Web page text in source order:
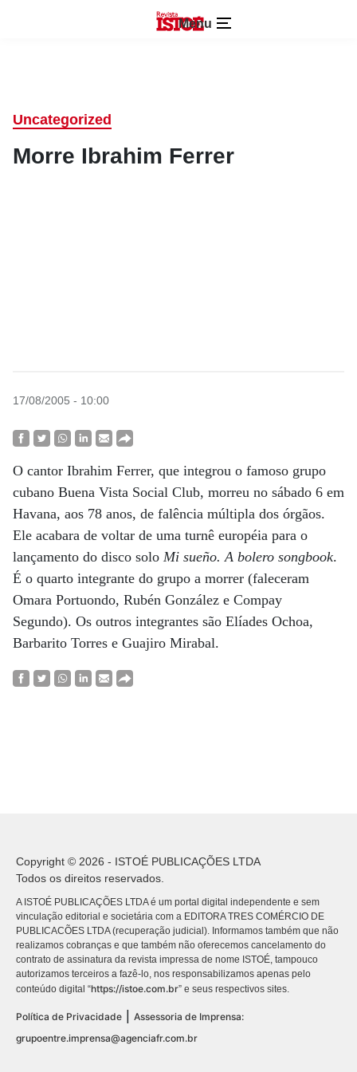
Menu
Uncategorized
Morre Ibrahim Ferrer
17/08/2005 - 10:00
O cantor Ibrahim Ferrer, que integrou o famoso grupo
cubano Buena Vista Social Club, morreu no sábado 6 em
Havana, aos 78 anos, de falência múltipla dos órgãos.
Ele acabara de voltar de uma turnê européia para o
lançamento do disco solo Mi sueño. A bolero songbook.
É o quarto integrante do grupo a morrer (faleceram
Omara Portuondo, Rubén González e Compay
Segundo). Os outros integrantes são Elíades Ochoa,
Barbarito Torres e Guajiro Mirabal.
Copyright © 2026 - ISTOÉ PUBLICAÇÕES LTDA
Todos os direitos reservados.
A ISTOÉ PUBLICAÇÕES LTDA é um portal digital independente e sem
vinculação editorial e societária com a EDITORA TRES COMÉRCIO DE
PUBLICACÕES LTDA (recuperação judicial). Informamos também que não
realizamos cobranças e que também não oferecemos cancelamento do
contrato de assinatura da revista impressa de nome ISTOÉ, tampouco
autorizamos terceiros a fazê-lo, nos responsabilizamos apenas pelo
conteúdo digital “https://istoe.com.br” e seus respectivos sites.
Política de Privacidade
Assessoria de Imprensa:
grupoentre.imprensa@agenciafr.com.br